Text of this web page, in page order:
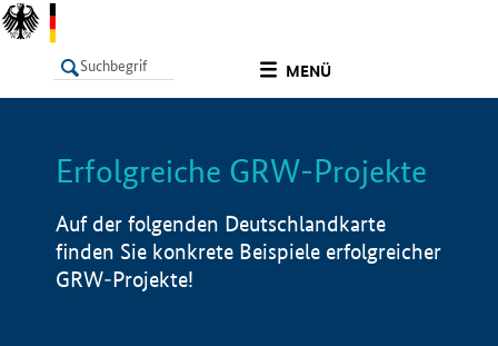
MENÜ
LISTE Info
Erfolgreiche GRW-Projekte
Auf der folgenden Deutschlandkarte
finden Sie konkrete Beispiele erfolgreicher
GRW-Projekte!